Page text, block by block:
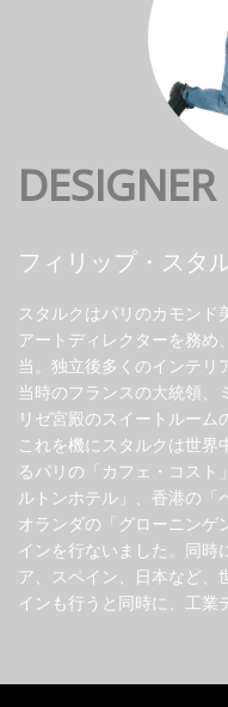
DESIGNER
フィリップ・スタ
スタルクはパリのカモン
アートディレクターを務
当。独立後多くのインテ
当時のフランスの大統領、
リゼ宮殿のスイートルーム
これを機にスタルクは世
るパリの「カフェ・コス
ルトンホテル」、香港の「
オランダの「グローニンゲ
インを行ないました。同時
ア、スペイン、日本など
インも行うと同時に、工業